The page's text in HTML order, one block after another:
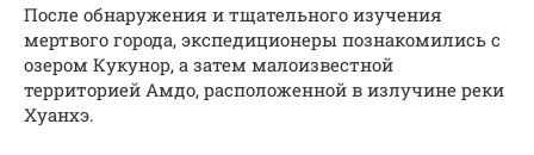
После обнаружения и тщательного изучения
мертвого города, экспедиционеры познакомились с
озером Кукунор, а затем малоизвестной
территорией Амдо, расположенной в излучине реки
Хуанхэ.